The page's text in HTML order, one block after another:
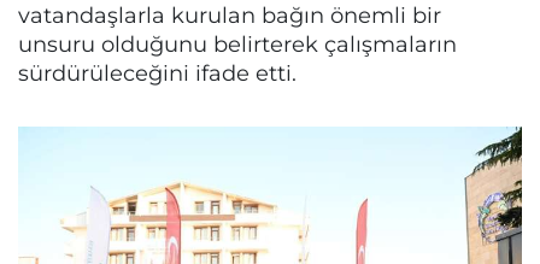
vatandaşlarla kurulan bağın önemli bir
unsuru olduğunu belirterek çalışmaların
sürdürüleceğini ifade etti.